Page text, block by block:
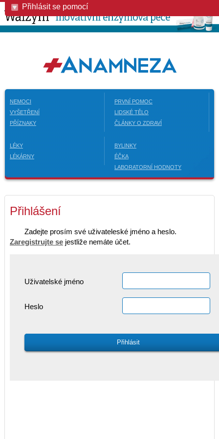
Přihlásit se pomocí
NEMOCI
VYŠETŘENÍ
PŘÍZNAKY
PRVNÍ POMOC
LIDSKÉ TĚLO
ČLÁNKY O ZDRAVÍ
LÉKY
LÉKÁRNY
BYLINKY
ÉČKA
LABORATORNÍ HODNOTY
Přihlášení
Zadejte prosím své uživateleské jméno a heslo.
Zaregistrujte se jestliže nemáte účet.
Uživatelské jméno
Heslo